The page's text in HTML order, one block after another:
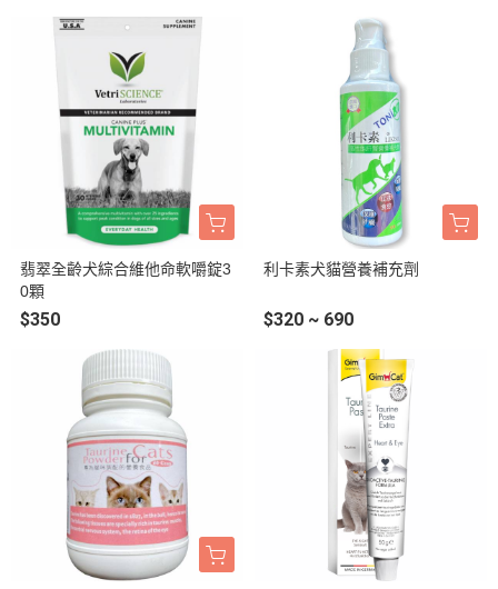
翡翠全齡犬綜合維他命軟嚼錠3
0顆
$350
利卡素犬貓營養補充劑
$320 ~ 690